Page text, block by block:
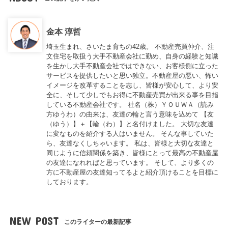
金本 淳哲
埼玉生まれ、さいたま育ちの42歳。 不動産売買仲介、注
文住宅を取扱う大手不動産会社に勤め、自身の経験と知識
を生かし大手不動産会社ではできない、お客様側に立った
サービスを提供したいと思い独立。不動産屋の悪い、怖い
イメージを改革することを志し、皆様が安心して、より安
全に、そして少しでもお得に不動産売買が出来る事を目指
している不動産会社です。 社名（株）ＹＯＵＷＡ（読み
方ゆうわ）の由来は、友達の輪と言う意味を込めて 【友
（ゆう）】＋【輪（わ）】と名付けました。 大切な友達
に変なものを紹介する人はいません。 そんな事していた
ら、友達なくしちゃいます。 私は、皆様と大切な友達と
同じように信頼関係を築き、皆様にとって最高の不動産屋
の友達になれればと思っています。 そして、より多くの
方に不動産屋の友達知ってるよと紹介頂けることを目標に
しております。
NEW POST このライターの最新記事